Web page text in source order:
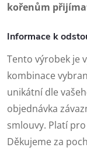
kořenům
Informace k
Tento výrobek je
kombinace
unikátní dle
objednávka
smlouvy. Platí
Děkujeme za